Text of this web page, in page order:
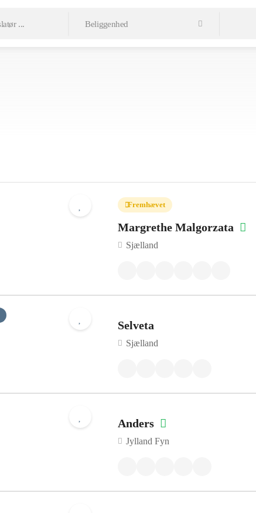
Fremhævet
Margrethe Malgorzata
Sjælland
Selveta
Sjælland
Anders
Jylland Fyn